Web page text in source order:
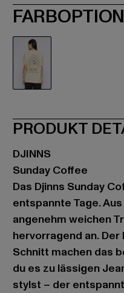
PRODUKT
DJINNS
Sunday Coffee
Das Djinns Sunday
entspannte Tage.
angenehm weichen
hervorragend an.
Schnitt machen das
du es zu lässigen
stylst – der